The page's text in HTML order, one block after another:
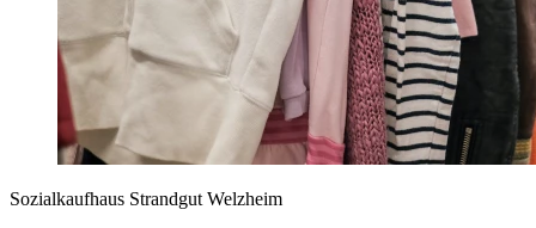
Sozialkaufhaus Strandgut Welzheim